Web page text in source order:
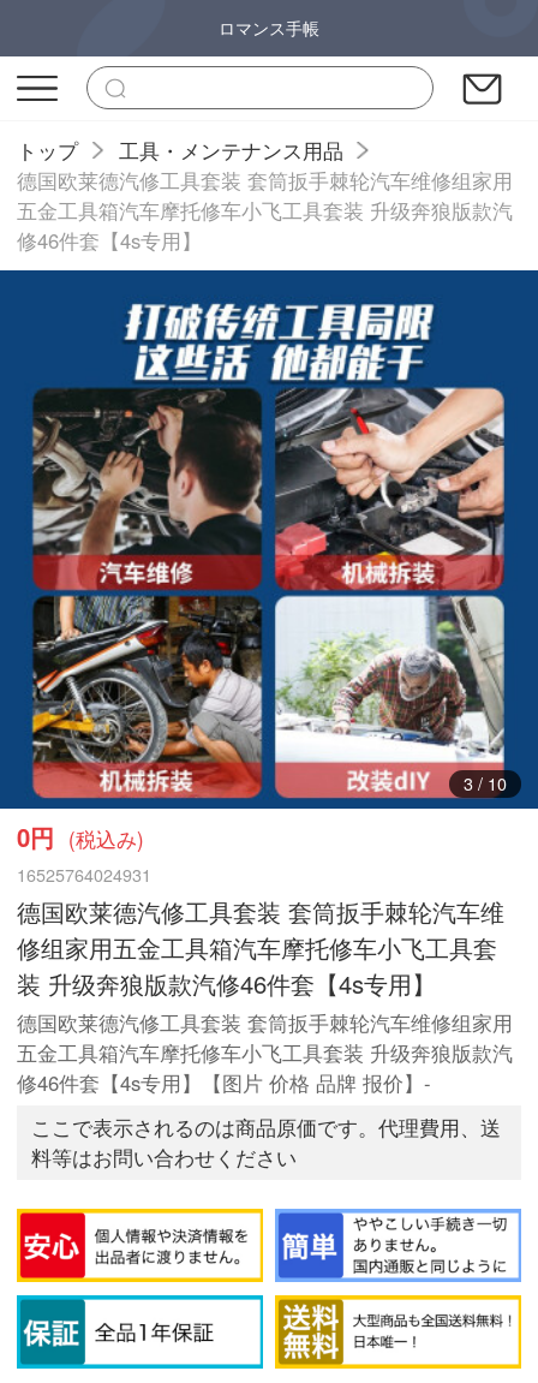
ロマンス手帳
トップ
工具・メンテナンス用品
德国欧莱德汽修工具套装 套筒扳手棘轮汽车维修组家用
五金工具箱汽车摩托修车小飞工具套装 升级奔狼版款汽
修46件套【4s专用】
4/ 10
0円 (税込み)
16525764024931
德国欧莱德汽修工具套装 套筒扳手棘轮汽车维
修组家用五金工具箱汽车摩托修车小飞工具套
装 升级奔狼版款汽修46件套【4s专用】
德国欧莱德汽修工具套装 套筒扳手棘轮汽车维修组家用
五金工具箱汽车摩托修车小飞工具套装 升级奔狼版款汽
修46件套【4s专用】【图片 价格 品牌 报价】-
ここで表示されるのは商品原価です。代理費用、送
料等はお問い合わせください